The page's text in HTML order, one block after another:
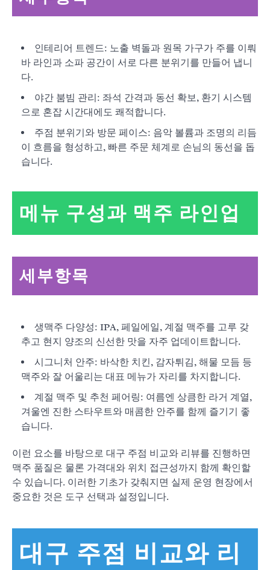
인테리어 트렌드: 노출 벽돌과 원목 가구가 주를 이뤄
바 라인과 소파 공간이 서로 다른 분위기를 만들어 냅니
다.
야간 붐빔 관리: 좌석 간격과 동선 확보, 환기 시스템
으로 혼잡 시간대에도 쾌적합니다.
주점 분위기와 방문 페이스: 음악 볼륨과 조명의 리듬
이 흐름을 형성하고, 빠른 주문 체계로 손님의 동선을 돕
습니다.
메뉴 구성과 맥주 라인업
세부항목
생맥주 다양성: IPA, 페일에일, 계절 맥주를 고루 갖
추고 현지 양조의 신선한 맛을 자주 업데이트합니다.
시그니처 안주: 바삭한 치킨, 감자튀김, 해물 모듬 등
맥주와 잘 어울리는 대표 메뉴가 자리를 차지합니다.
계절 맥주 및 추천 페어링: 여름엔 상큼한 라거 계열,
겨울엔 진한 스타우트와 매콤한 안주를 함께 즐기기 좋
습니다.
이런 요소를 바탕으로 대구 주점 비교와 리뷰를 진행하면
맥주 품질은 물론 가격대와 위치 접근성까지 함께 확인할
수 있습니다. 이러한 기초가 갖춰지면 실제 운영 현장에서
중요한 것은 도구 선택과 설정입니다.
대구 주점 비교와 리